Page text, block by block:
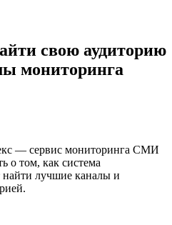
свою аудиторию
мониторинга
— сервис мониторинга СМИ
о том, как система
найти лучшие каналы и